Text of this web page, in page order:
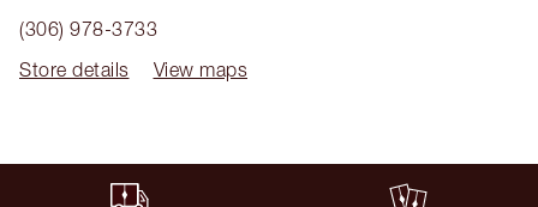
(306) 978-3733
Store details
View maps